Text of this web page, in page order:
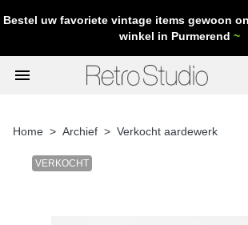
Bestel uw favoriete vintage items gewoon
winkel in Purmerend ~
menu
Home Archief Verkocht aardewerk
VERKOCHT